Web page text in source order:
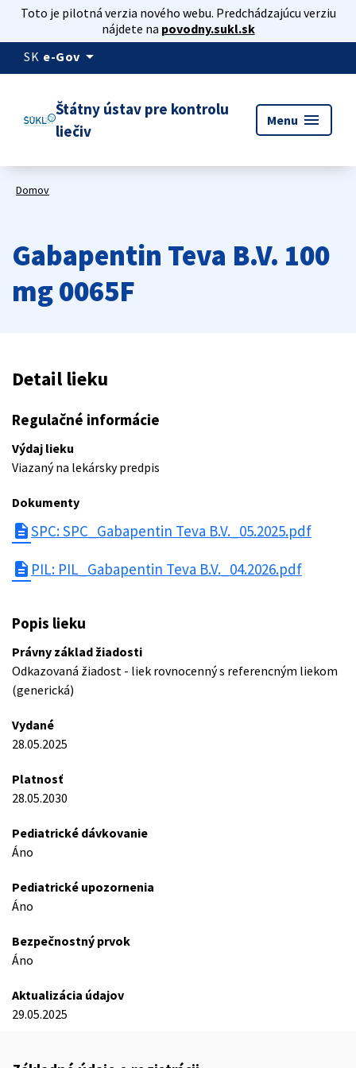
Toto je pilotná verzia nového webu. Predchádzajúcu verziu
nájdete na povodny.sukl.sk
SK e-Gov arrow_drop_down
Štátny ústav pre kontrolu
liečiv
Menu menu
Domov
Gabapentin Teva B.V. 100
mg 0065F
Detail lieku
Regulačné informácie
Výdaj lieku
Viazaný na lekársky predpis
Dokumenty
descriptionSPC: SPC_Gabapentin Teva B.V._05.2025.pdf
description PIL: PIL_Gabapentin Teva B.V._04.2026.pdf
Popis lieku
Právny základ žiadosti
Odkazovaná žiadost - liek rovnocenný s referencným liekom
(generická)
Vydané
28.05.2025
Platnosť
28.05.2030
Pediatrické dávkovanie
Áno
Pediatrické upozornenia
Áno
Bezpečnostný prvok
Áno
Aktualizácia údajov
29.05.2025